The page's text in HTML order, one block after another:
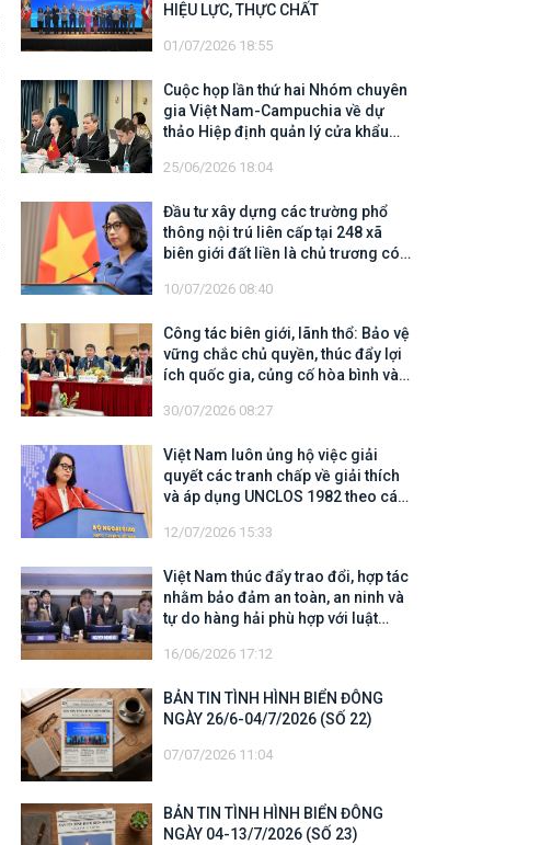
HIỆU LỰC, THỰC CHẤT
01/07/2026 18:55
Cuộc họp lần thứ hai Nhóm chuyên
gia Việt Nam-Campuchia về dự
thảo Hiệp định quản lý cửa khẩu
25/06/2026 18:04
Đầu tư xây dựng các trường phổ
thông nội trú liên cấp tại 248 xã
biên giới đất liền là chủ trương có
văn sâu sắc
10/07/2026 08:40
Công tác biên giới, lãnh thổ: Bảo vệ
vững chắc chủ quyền, thúc đẩy lợi
ích quốc gia, củng cố hòa bình và
triển
30/07/2026 08:27
Việt Nam luôn ủng hộ việc giải
quyết các tranh chấp về giải thích
và áp dụng UNCLOS 1982 theo các
12/07/2026 15:33
Việt Nam thúc đẩy trao đổi, hợp tác
nhằm bảo đảm an toàn, an ninh và
tự do hàng hải phù hợp với luật
16/06/2026 17:12
BẢN TIN TÌNH HÌNH BIỂN ĐÔNG
NGÀY 26/6-04/7/2026 (SỐ 22)
07/07/2026 11:04
BẢN TIN TÌNH HÌNH BIỂN ĐÔNG
NGÀY 04-13/7/2026 (SỐ 23)